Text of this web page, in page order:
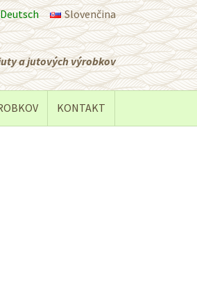
Deutsch Slovenčina
a jutových výrobkov
KONTAKT